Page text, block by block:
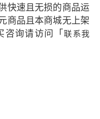
快速且无损的商品运
商品 且本商城无上架
咨询请访问 「联系我